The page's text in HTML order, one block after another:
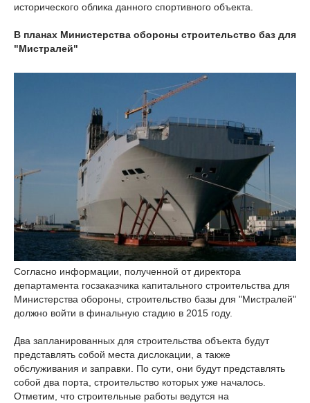
исторического облика данного спортивного объекта.
В планах Министерства обороны строительство баз для
"Мистралей"
Согласно информации, полученной от директора
департамента госзаказчика капитального строительства для
Министерства обороны, строительство базы для "Мистралей"
должно войти в финальную стадию в 2015 году.
Два запланированных для строительства объекта будут
представлять собой места дислокации, а также
обслуживания и заправки. По сути, они будут представлять
собой два порта, строительство которых уже началось.
Отметим, что строительные работы ведутся на